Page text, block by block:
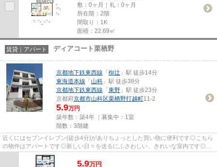
敷：0ヶ月｜礼：0ヶ月
所在階：2階
間取り：1K
面積：22.69㎡
賃貸｜アパート ディアコート栗栖野
京都地下鉄東西線 「 椥辻 」駅 徒歩14分
東海道本線 「 山科 」駅 徒歩38分
京都地下鉄東西線 「 東野 」駅 徒歩23分
京都府京都市山科区栗栖野打越町11-2
5.9万円
築年数：築4年 ｜募集中： 1室
階数：3階建
近くにはセブンイレブン(徒歩4分)がありちょっとした買い物に便利です◎こちら
の物件はアパートです◎新しい日々を送るにふさわしい、きれいな室内です◎こ
だわりポイント満載のディアコ...
5.9万円